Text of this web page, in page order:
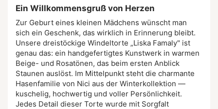
Ein Willkommensgruß von Herzen
Zur Geburt eines kleinen Mädchens wünscht man
sich ein Geschenk, das wirklich in Erinnerung bleibt.
Unsere dreistöckige Windeltorte „Liska Famaly" ist
genau das: ein handgefertigtes Kunstwerk in warmen
Beige- und Rosatönen, das beim ersten Anblick
Staunen auslöst. Im Mittelpunkt steht die charmante
Hasenfamilie von Nici aus der Winterkollektion —
kuschelig, hochwertig und voller Persönlichkeit.
Jedes Detail dieser Torte wurde mit Sorgfalt